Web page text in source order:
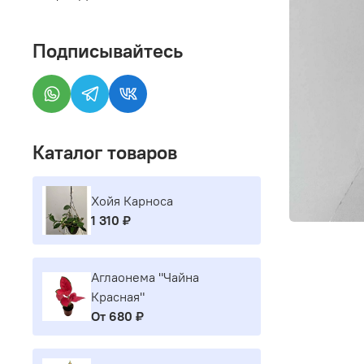
Подписывайтесь
Каталог товаров
Хойя Карноса
1 310 ₽
Аглаонема "Чайна
Красная"
От 680 ₽